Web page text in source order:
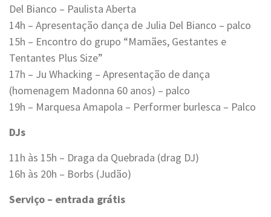
Del Bianco – Paulista Aberta
14h – Apresentação dança de Julia Del Bianco – palco
15h – Encontro do grupo “Mamães, Gestantes e
Tentantes Plus Size”
17h – Ju Whacking – Apresentação de dança
(homenagem Madonna 60 anos) – palco
19h – Marquesa Amapola – Performer burlesca – Palco
DJs
11h às 15h – Draga da Quebrada (drag DJ)
16h às 20h – Borbs (Judão)
Serviço – entrada grátis